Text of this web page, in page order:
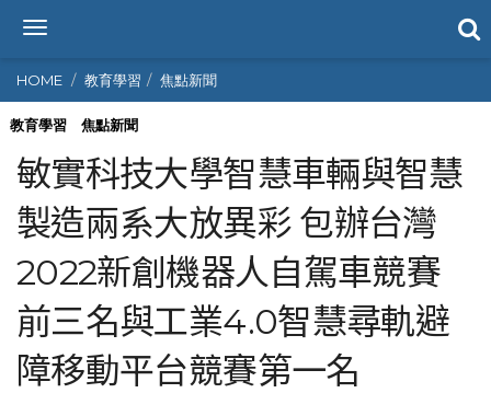
T
g
g
l
n
a
v
i
g
a
t
o
n
HOME 教育學習 焦點新聞
教育學習 焦點新聞
敏實科技大學智慧車輛與智慧
製造兩系大放異彩 包辦台灣
2022新創機器人自駕車競賽
前三名與工業4.0智慧尋軌避
障移動平台競賽第一名